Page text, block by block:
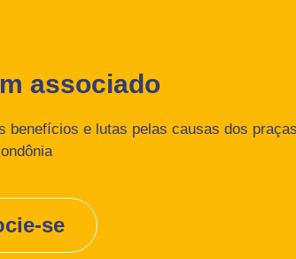
associado
benefícios e lutas pelas causas dos
se